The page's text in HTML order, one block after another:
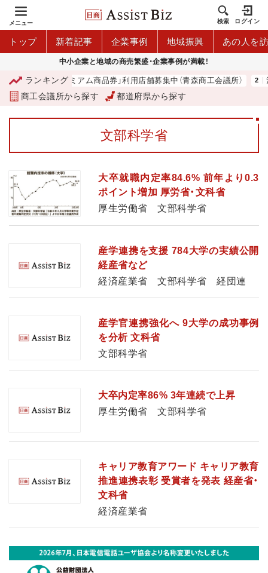
メニュー 検索 ログイン
トップ 新着記事 企業事例 地域振興 あの人を
中小企業と地域の商売繁盛・企業事例が満載！
ランキング
「青森市プレミアム商品券」利用店舗募集中（青森商工会議所） 河
商工会議所から探す 都道府県から探す
文部科学省
大卒就職内定率84.6% 前年より0.3
ポイント増加 厚労省・文科省
厚生労働省 文部科学省
産学連携を支援 784大学の実績公開
経産省など
経済産業省 文部科学省 経団連
産学官連携強化へ 9大学の成功事例
を分析 文科省
文部科学省
大卒内定率86% 3年連続で上昇
厚生労働省 文部科学省
キャリア教育アワード キャリア教育
推進連携表彰 受賞者を発表 経産省・
文科省
経済産業省